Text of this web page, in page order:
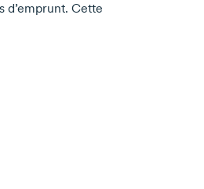
d’emprunt. Cette